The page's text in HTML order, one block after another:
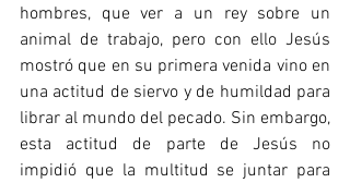
hombres, que ver a un rey sobre un
animal de trabajo, pero con ello Jesús
mostró que en su primera venida vino en
una actitud de siervo y de humildad para
librar al mundo del pecado. Sin embargo,
esta actitud de parte de Jesús no
impidió que la multitud se juntar para